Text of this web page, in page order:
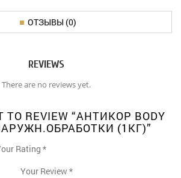
ОТЗЫВЫ (0)
REVIEWS
There are no reviews yet.
TO REVIEW “АНТИКОР BODY
(1КГ)”
Rating *
1 4
Your Review *